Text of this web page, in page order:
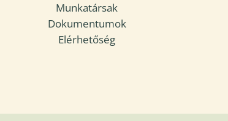
Munkatársak
Dokumentumok
Elérhetőség